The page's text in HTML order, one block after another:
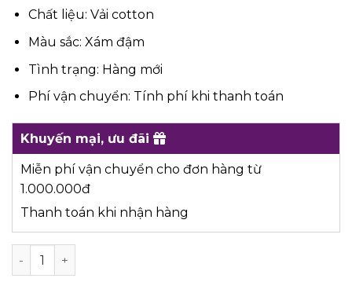
Chất liệu: Vải cotton
Màu sắc: Xám đậm
Tình trạng: Hàng mới
Phí vận chuyển: Tính phí khi thanh toán
Khuyến mại, ưu đãi
Miễn phí vận chuyển cho đơn hàng từ
1.000.000đ
Thanh toán khi nhận hàng
UKID42 - ĐẦM quantity